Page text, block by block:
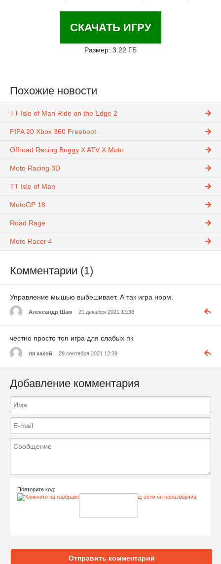
СКАЧАТЬ ИГРУ
Размер: 3.22 ГБ
Похожие новости
TT Isle of Man Ride on the Edge 2
FIFA 20 Xbox 360 Freeboot
Offroad Racing Buggy X ATV X Moto
Moto Racing 3D
TT Isle of Man
MotoGP 18
Road Rage
Moto Racer 4
Комментарии (1)
Управление мышью выбешивает. А так игра норм.
Александр Шам 21 декабря 2021 13:38
честно просто топ игра для слабых пк
ля какой 29 сентября 2021 12:39
Добавление комментария
Повторите код:
Отправить комментарий